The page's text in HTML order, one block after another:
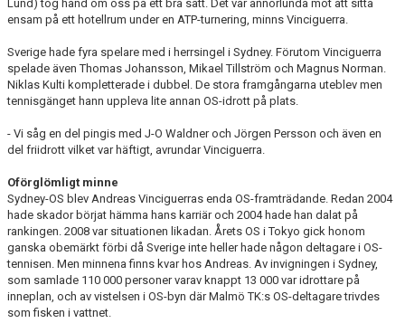
Lund) tog hand om oss på ett bra sätt. Det var annorlunda mot att sitta
ensam på ett hotellrum under en ATP-turnering, minns Vinciguerra.
Sverige hade fyra spelare med i herrsingel i Sydney. Förutom Vinciguerra
spelade även Thomas Johansson, Mikael Tillström och Magnus Norman.
Niklas Kulti kompletterade i dubbel. De stora framgångarna uteblev men
tennisgänget hann uppleva lite annan OS-idrott på plats.
- Vi såg en del pingis med J-O Waldner och Jörgen Persson och även en
del friidrott vilket var häftigt, avrundar Vinciguerra.
Oförglömligt minne
Sydney-OS blev Andreas Vinciguerras enda OS-framträdande. Redan 2004
hade skador börjat hämma hans karriär och 2004 hade han dalat på
rankingen. 2008 var situationen likadan. Årets OS i Tokyo gick honom
ganska obemärkt förbi då Sverige inte heller hade någon deltagare i OS-
tennisen. Men minnena finns kvar hos Andreas. Av invigningen i Sydney,
som samlade 110 000 personer varav knappt 13 000 var idrottare på
inneplan, och av vistelsen i OS-byn där Malmö TK:s OS-deltagare trivdes
som fisken i vattnet.